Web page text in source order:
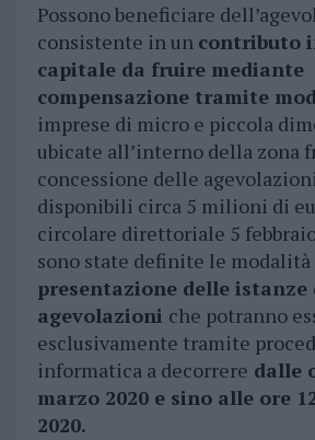
Possono beneficiare
consistente in un contributo
capitale da fruire mediante
compensazione tramite
imprese di micro e piccola
ubicate all’interno della zona
concessione delle
disponibili circa 5 milioni di
circolare direttoriale 5
sono state definite le modalità
presentazione delle istanze
agevolazioni che potranno
esclusivamente tramite
informatica a decorrere dalle
marzo 2020 e sino alle ore
2020.